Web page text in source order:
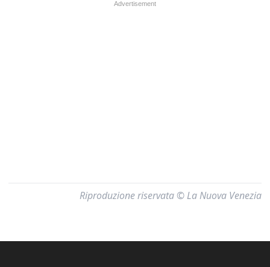
Riproduzione riservata © La Nuova Venezia